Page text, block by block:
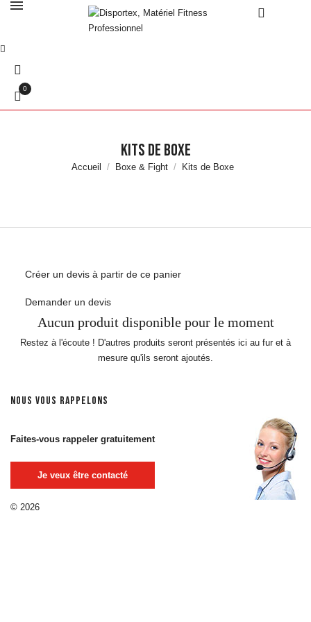
0
Kits de Boxe
Accueil Boxe & Fight Kits de Boxe
Créer un devis à partir de ce panier
Demander un devis
Aucun produit disponible pour le moment
Restez à l'écoute ! D'autres produits seront présentés ici au fur et à
mesure qu'ils seront ajoutés.
NOUS VOUS RAPPELONS
Faites-vous rappeler gratuitement
Je veux être contacté
© 2026